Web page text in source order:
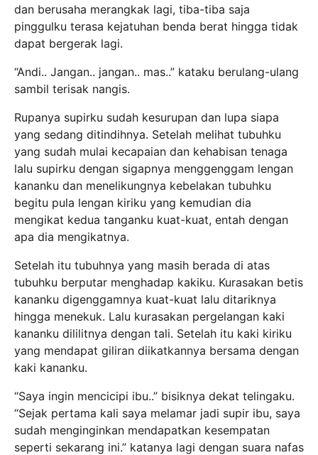
dan berusaha merangkak lagi, tiba-tiba saja
pinggulku terasa kejatuhan benda berat hingga tidak
dapat bergerak lagi.
“Andi.. Jangan.. jangan.. mas..” kataku berulang-ulang
sambil terisak nangis.
Rupanya supirku sudah kesurupan dan lupa siapa
yang sedang ditindihnya. Setelah melihat tubuhku
yang sudah mulai kecapaian dan kehabisan tenaga
lalu supirku dengan sigapnya menggenggam lengan
kananku dan menelikungnya kebelakan tubuhku
begitu pula lengan kiriku yang kemudian dia
mengikat kedua tanganku kuat-kuat, entah dengan
apa dia mengikatnya.
Setelah itu tubuhnya yang masih berada di atas
tubuhku berputar menghadap kakiku. Kurasakan betis
kananku digenggamnya kuat-kuat lalu ditariknya
hingga menekuk. Lalu kurasakan pergelangan kaki
kananku dililitnya dengan tali. Setelah itu kaki kiriku
yang mendapat giliran diikatkannya bersama dengan
kaki kananku.
“Saya ingin mencicipi ibu..” bisiknya dekat telingaku.
“Sejak pertama kali saya melamar jadi supir ibu, saya
sudah menginginkan mendapatkan kesempatan
seperti sekarang ini.” katanya lagi dengan suara nafas